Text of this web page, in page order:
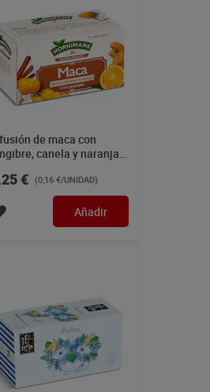
de maca con
canela y naranja
€ (0,16 €/UNIDAD)
Añadir